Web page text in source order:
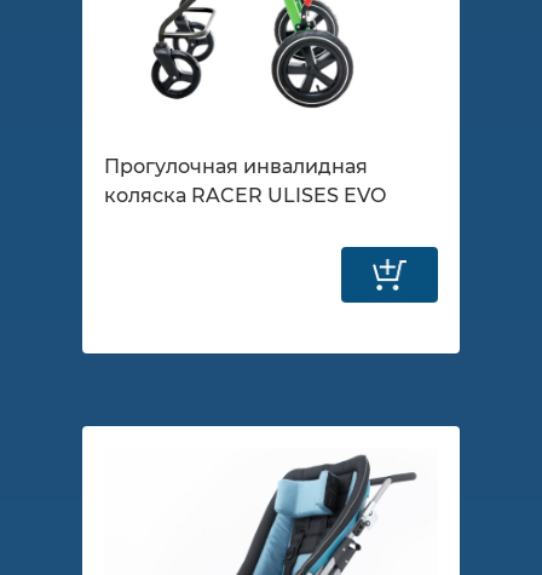
Прогулочная инвалидная
коляска RACER ULISES EVO